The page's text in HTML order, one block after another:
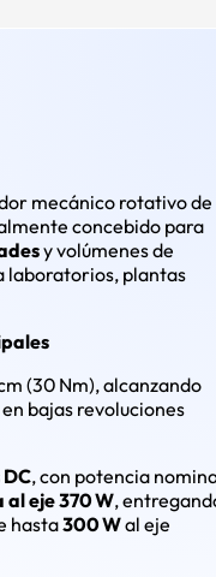
mecánico rotativo de
concebido para
y volúmenes de
laboratorios, plantas
(30 Nm), alcanzando
en bajas revoluciones
, con potencia
al eje 370 W,
hasta300 Wal eje